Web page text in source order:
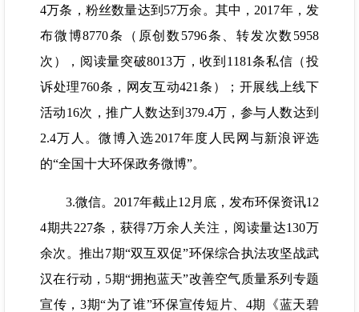
4万条，粉丝数量达到57万余。其中，2017年，发
布微博8770条（原创数5796条、转发次数5958
次），阅读量突破8013万，收到1181条私信（投
诉处理760条，网友互动421条）；开展线上线下
活动16次，推广人数达到379.4万，参与人数达到
2.4万人。微博入选2017年度人民网与新浪评选
的“全国十大环保政务微博”。
3.微信。2017年截止12月底，发布环保资讯12
4期共227条，获得7万余人关注，阅读量达130万
余次。推出7期“双互双促”环保综合执法攻坚战武
汉在行动，5期“拥抱蓝天”改善空气质量系列专题
宣传，3期“为了谁”环保宣传短片、4期《蓝天碧